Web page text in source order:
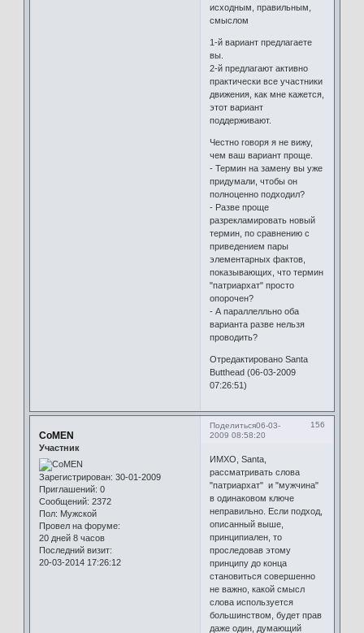
исходным, правильным,
смыслом
1-й вариант предлагаете
вы.
2-й предлагают активно
практически все участники
движения, как мне кажется,
этот вариант
поддерживают.
Честно говоря я не вижу,
чем ваш вариант проще.
- Термин на замену вы уже
придумали, чтобы он
полноценно подходил?
- Разве проще
разрекламировать новый
термин, по сравнению с
приведением пары
элементарных фактов,
показывающих, что термин
"патриархат" просто
опорочен?
- А параллелльно оба
варианта разве нельзя
проводить?
Отредактировано Santa
Butthead (06-03-2009
07:26:51)
Поделиться 156
06-03-
2009 08:58:20
CoMEN
Участник
Зарегистрирован: 30-01-2009
Приглашений: 0
Сообщений: 2372
Пол: Мужской
Провел на форуме:
20 дней 8 часов
Последний визит:
20-03-2014 17:26:12
ИМХО, Santa,
рассматривать слова
"патриархат" и "мужчина"
в одинаковом ключе
неправильно. Если подход,
описанный выше,
принципиален, то
проследовав этому
принципу до конца
становиться совершенно
не важно, какой смысл
слова используется
большинством, будет прав
даже один, думающий